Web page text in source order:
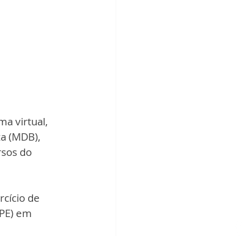
virtual,
(MDB),
do
de
em